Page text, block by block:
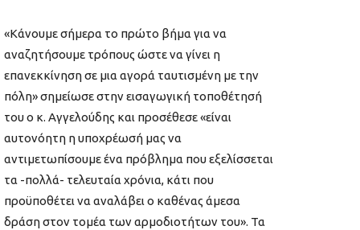
«Κάνουμε σήμερα το πρώτο βήμα για να
αναζητήσουμε τρόπους ώστε να γίνει η
επανεκκίνηση σε μια αγορά ταυτισμένη με την
πόλη» σημείωσε στην εισαγωγική τοποθέτησή
του ο κ. Αγγελούδης και προσέθεσε «είναι
αυτονόητη η υποχρέωσή μας να
αντιμετωπίσουμε ένα πρόβλημα που εξελίσσεται
τα -πολλά- τελευταία χρόνια, κάτι που
προϋποθέτει να αναλάβει ο καθένας άμεσα
δράση στον τομέα των αρμοδιοτήτων του». Τα